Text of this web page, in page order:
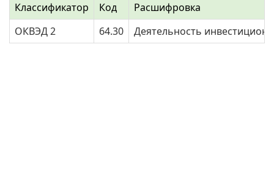
Классификатор Код
Расшифровка
ОКВЭД 2
64.30 Деятельность